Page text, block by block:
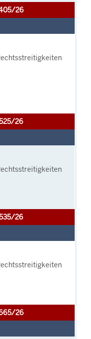
26
26
26
26